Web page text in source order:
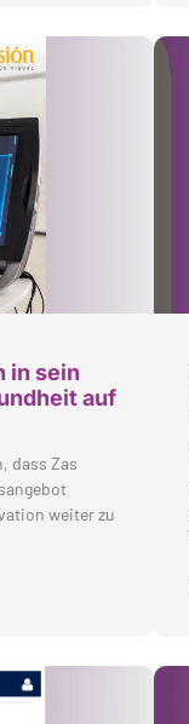
in sein
auf
dass Zas
weiter zu